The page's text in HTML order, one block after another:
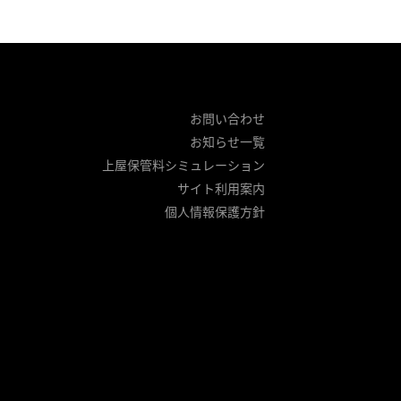
お問い合わせ
お知らせ一覧
上屋保管料シミュレーション
サイト利用案内
個人情報保護方針